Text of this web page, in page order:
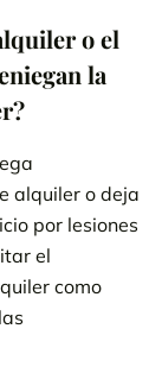
o el
la
alquiler o deja
por lesiones
el
como